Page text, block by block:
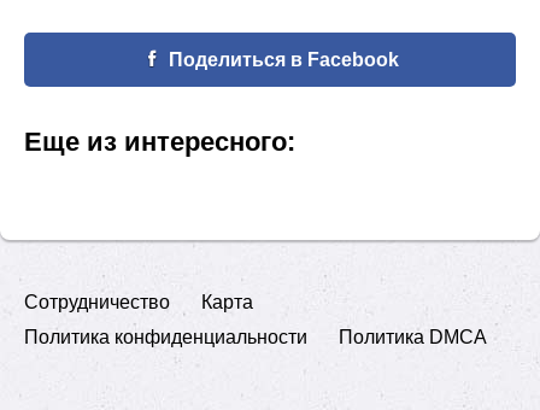
Поделиться в Facebook
Еще из интересного:
Сотрудничество
Карта
Политика конфиденциальности
Политика DMCA